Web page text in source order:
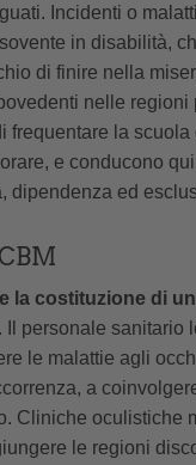
Incidenti o
in disabilità,
di finire nella
nelle regioni
frequentare la scuola
e conducono
dipendenza ed
la costituzione di
. Il personale sanitario
le malattie agli
a
Cliniche oculistiche
le regioni